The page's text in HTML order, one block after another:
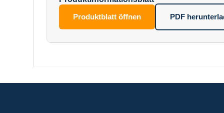
Produktblatt öffnen PDF